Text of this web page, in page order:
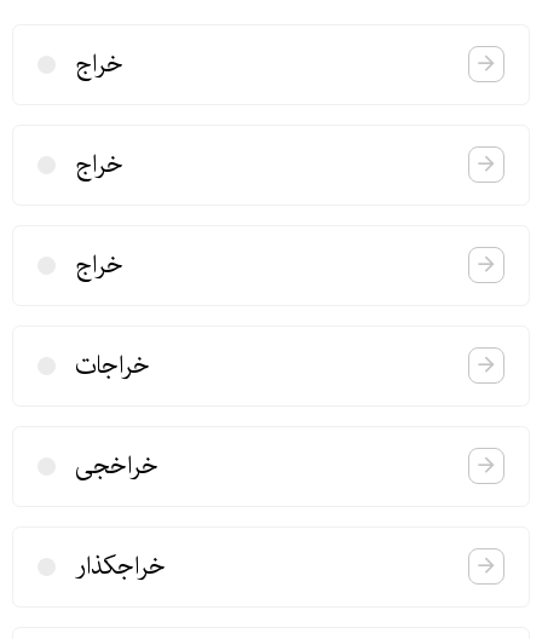
خراج
خراج
خراج
خراجات
خراخجی
خراجكذار